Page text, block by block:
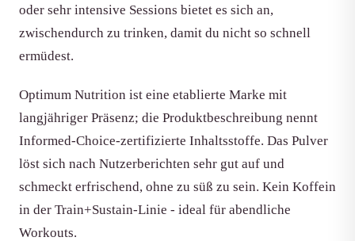
oder sehr intensive Sessions bietet es sich an,
zwischendurch zu trinken, damit du nicht so schnell
ermüdest.
Optimum Nutrition ist eine etablierte Marke mit
langjähriger Präsenz; die Produktbeschreibung nennt
Informed-Choice-zertifizierte Inhaltsstoffe. Das Pulver
löst sich nach Nutzerberichten sehr gut auf und
schmeckt erfrischend, ohne zu süß zu sein. Kein Koffein
in der Train+Sustain-Linie - ideal für abendliche
Workouts.